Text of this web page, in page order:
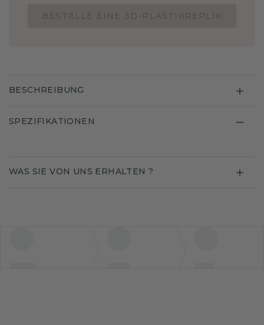
BESCHREIBUNG
SPEZIFIKATIONEN
WAS SIE VON UNS ERHALTEN ?